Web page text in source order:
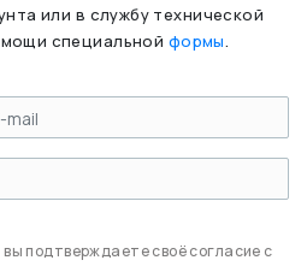
или в службу технической
специальной формы.
подтверждаете своё согласие с